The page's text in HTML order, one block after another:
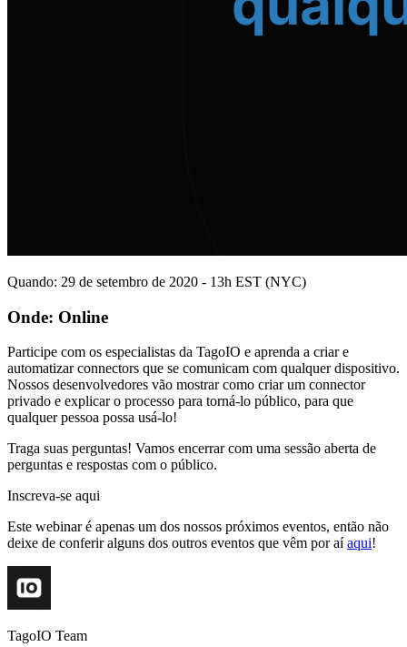
Quando: 29 de setembro de 2020 - 13h EST (NYC)
Onde: Online
Participe com os especialistas da TagoIO e aprenda a criar e
automatizar connectors que se comunicam com qualquer dispositivo.
Nossos desenvolvedores vão mostrar como criar um connector
privado e explicar o processo para torná-lo público, para que
qualquer pessoa possa usá-lo!
Traga suas perguntas! Vamos encerrar com uma sessão aberta de
perguntas e respostas com o público.
Inscreva-se aqui
Este webinar é apenas um dos nossos próximos eventos, então não
deixe de conferir alguns dos outros eventos que vêm por aíaqui!
TagoIO Team